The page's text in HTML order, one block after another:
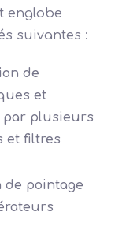
englobe
suivantes :
de
et
par plusieurs
et filtres
de pointage